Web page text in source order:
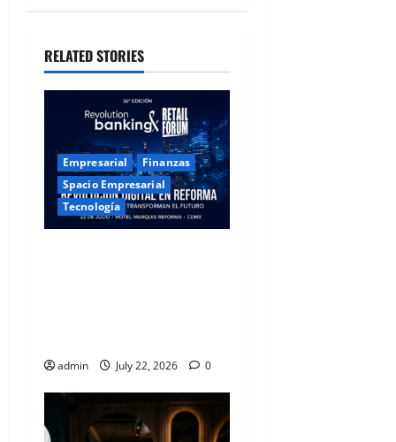
RELATED STORIES
Empresarial
Finanzas
Spacio Empresarial
Tecnología
admin July 22, 2026 0